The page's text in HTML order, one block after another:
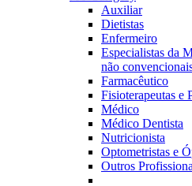
Auxiliar
Dietistas
Enfermeiro
Especialistas da
não
Farmacêutico
Fisioterapeutas e
Médico
Médico Dentista
Nutricionista
Optometristas e
Outros